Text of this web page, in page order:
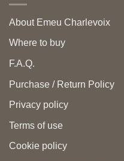
About Emeu Charlevoix
Where to buy
F.A.Q.
Purchase / Return Policy
Privacy policy
Terms of use
Cookie policy